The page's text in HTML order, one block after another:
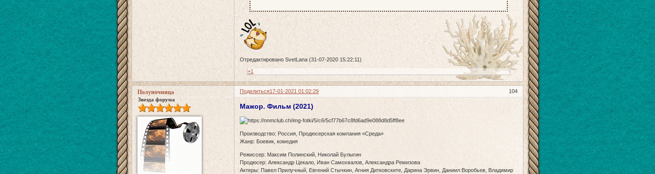
Отредактировано SvetLana (31-07-2020 15:22:11)
+1
Поделиться 104
17-01-2021 01:02:29
Полуночница
Звезда форума
Мажор. Фильм (2021)
Производство: Россия, Продюсерская компания «Среда»
Жанр: Боевик, комедия
Режиссер: Максим Полинский, Николай Булыгин
Продюсер: Александр Цекало, Иван Самохвалов, Александра Ремизова
Актеры: Павел Прилучный, Евгений Стычкин, Агния Дитковските, Дарина Эрвин, Даниил Воробьев, Владимир